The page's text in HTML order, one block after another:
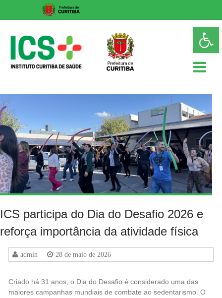
content
ICS
Instituto
Curitiba
de
Saúde
ICS participa do Dia do Desafio 2026 e
reforça importância da atividade física
admin 28 de maio de 2026
Criado há 31 anos, o Dia do Desafio é considerado uma das
maiores campanhas mundiais de combate ao sedentarismo. O